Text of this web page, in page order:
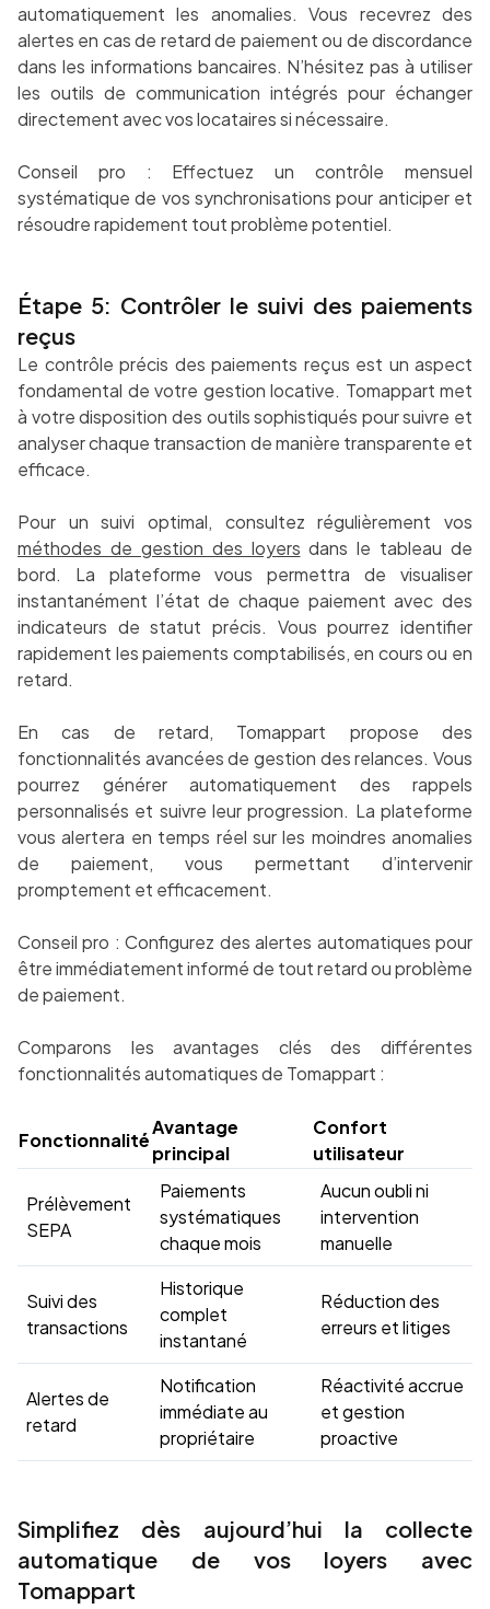
automatiquement les anomalies. Vous recevrez des
alertes en cas de retard de paiement ou de discordance
dans les informations bancaires. N’hésitez pas à utiliser
les outils de communication intégrés pour échanger
directement avec vos locataires si nécessaire.
Conseil pro : Effectuez un contrôle mensuel
systématique de vos synchronisations pour anticiper et
résoudre rapidement tout problème potentiel.
Étape 5: Contrôler le suivi des paiements
reçus
Le contrôle précis des paiements reçus est un aspect
fondamental de votre gestion locative. Tomappart met
à votre disposition des outils sophistiqués pour suivre et
analyser chaque transaction de manière transparente et
efficace.
Pour un suivi optimal, consultez régulièrement vos
méthodes de gestion des loyers dans le tableau de
bord. La plateforme vous permettra de visualiser
instantanément l’état de chaque paiement avec des
indicateurs de statut précis. Vous pourrez identifier
rapidement les paiements comptabilisés, en cours ou en
retard.
En cas de retard, Tomappart propose des
fonctionnalités avancées de gestion des relances. Vous
pourrez générer automatiquement des rappels
personnalisés et suivre leur progression. La plateforme
vous alertera en temps réel sur les moindres anomalies
de paiement, vous permettant d’intervenir
promptement et efficacement.
Conseil pro : Configurez des alertes automatiques pour
être immédiatement informé de tout retard ou problème
de paiement.
Comparons les avantages clés des différentes
fonctionnalités automatiques de Tomappart :
Fonctionnalité
Avantage
principal
Confort
utilisateur
Prélèvement
SEPA
Paiements
systématiques
chaque mois
Aucun oubli ni
intervention
manuelle
Suivi des
transactions
Historique
complet
instantané
Réduction des
erreurs et litiges
Alertes de
retard
Notification
immédiate au
propriétaire
Réactivité accrue
et gestion
proactive
Simplifiez dès aujourd’hui la collecte
automatique de vos loyers avec
Tomappart